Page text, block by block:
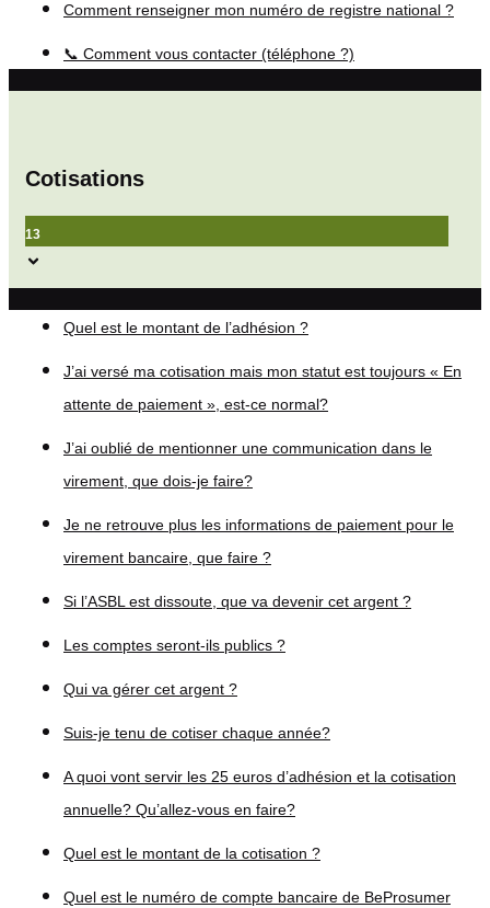
Comment renseigner mon numéro de registre national ?
📞 Comment vous contacter (téléphone ?)
Cotisations
13
Quel est le montant de l’adhésion ?
J’ai versé ma cotisation mais mon statut est toujours « En
attente de paiement », est-ce normal?
J’ai oublié de mentionner une communication dans le
virement, que dois-je faire?
Je ne retrouve plus les informations de paiement pour le
virement bancaire, que faire ?
Si l’ASBL est dissoute, que va devenir cet argent ?
Les comptes seront-ils publics ?
Qui va gérer cet argent ?
Suis-je tenu de cotiser chaque année?
A quoi vont servir les 25 euros d’adhésion et la cotisation
annuelle? Qu’allez-vous en faire?
Quel est le montant de la cotisation ?
Quel est le numéro de compte bancaire de BeProsumer